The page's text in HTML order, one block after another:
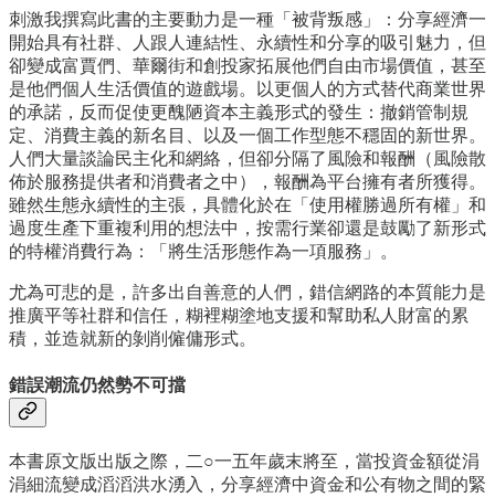
刺激我撰寫此書的主要動力是一種「被背叛感」：分享經濟一
開始具有社群、人跟人連結性、永續性和分享的吸引魅力，但
卻變成富賈們、華爾街和創投家拓展他們自由市場價值，甚至
是他們個人生活價值的遊戲場。以更個人的方式替代商業世界
的承諾，反而促使更醜陋資本主義形式的發生：撤銷管制規
定、消費主義的新名目、以及一個工作型態不穩固的新世界。
人們大量談論民主化和網絡，但卻分隔了風險和報酬（風險散
佈於服務提供者和消費者之中），報酬為平台擁有者所獲得。
雖然生態永續性的主張，具體化於在「使用權勝過所有權」和
過度生產下重複利用的想法中，按需行業卻還是鼓勵了新形式
的特權消費行為：「將生活形態作為一項服務」。
尤為可悲的是，許多出自善意的人們，錯信網路的本質能力是
推廣平等社群和信任，糊裡糊塗地支援和幫助私人財富的累
積，並造就新的剝削僱傭形式。
錯誤潮流仍然勢不可擋
本書原文版出版之際，二○一五年歲末將至，當投資金額從涓
涓細流變成滔滔洪水湧入，分享經濟中資金和公有物之間的緊